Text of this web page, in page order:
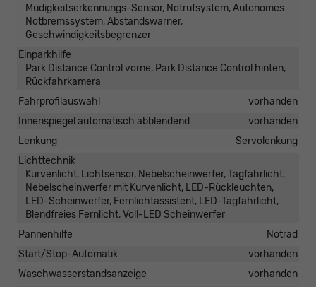
Müdigkeitserkennungs-Sensor, Notrufsystem, Autonomes
Notbremssystem, Abstandswarner,
Geschwindigkeitsbegrenzer
Einparkhilfe
Park Distance Control vorne, Park Distance Control hinten,
Rückfahrkamera
Fahrprofilauswahl
vorhanden
Innenspiegel automatisch abblendend
vorhanden
Lenkung
Servolenkung
Lichttechnik
Kurvenlicht, Lichtsensor, Nebelscheinwerfer, Tagfahrlicht,
Nebelscheinwerfer mit Kurvenlicht, LED-Rückleuchten,
LED-Scheinwerfer, Fernlichtassistent, LED-Tagfahrlicht,
Blendfreies Fernlicht, Voll-LED Scheinwerfer
Pannenhilfe
Notrad
Start/Stop-Automatik
vorhanden
Waschwasserstandsanzeige
vorhanden